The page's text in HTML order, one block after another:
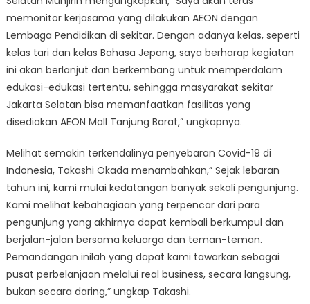
memonitor kerjasama yang dilakukan AEON dengan
Lembaga Pendidikan di sekitar. Dengan adanya kelas, seperti
kelas tari dan kelas Bahasa Jepang, saya berharap kegiatan
ini akan berlanjut dan berkembang untuk memperdalam
edukasi-edukasi tertentu, sehingga masyarakat sekitar
Jakarta Selatan bisa memanfaatkan fasilitas yang
disediakan AEON Mall Tanjung Barat,” ungkapnya.
Melihat semakin terkendalinya penyebaran Covid-19 di
Indonesia, Takashi Okada menambahkan,” Sejak lebaran
tahun ini, kami mulai kedatangan banyak sekali pengunjung.
Kami melihat kebahagiaan yang terpencar dari para
pengunjung yang akhirnya dapat kembali berkumpul dan
berjalan-jalan bersama keluarga dan teman-teman.
Pemandangan inilah yang dapat kami tawarkan sebagai
pusat perbelanjaan melalui real business, secara langsung,
bukan secara daring,” ungkap Takashi.